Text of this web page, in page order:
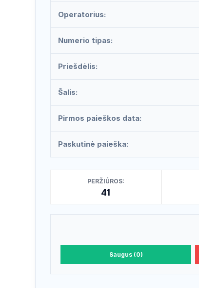
Operatorius:
Numerio tipas:
Priešdėlis:
Šalis:
Pirmos paieškos data:
Paskutinė paieška:
PERŽIŪROS:
41
Saugus (0)